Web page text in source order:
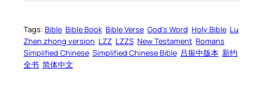
Tags: Bible Bible Book Bible Verse God’s Word Holy Bible Lu
Zhen zhong version LZZ LZZS New Testament Romans
Simplified Chinese Simplified Chinese Bible 吕振中版本 新约
全书 简体中文